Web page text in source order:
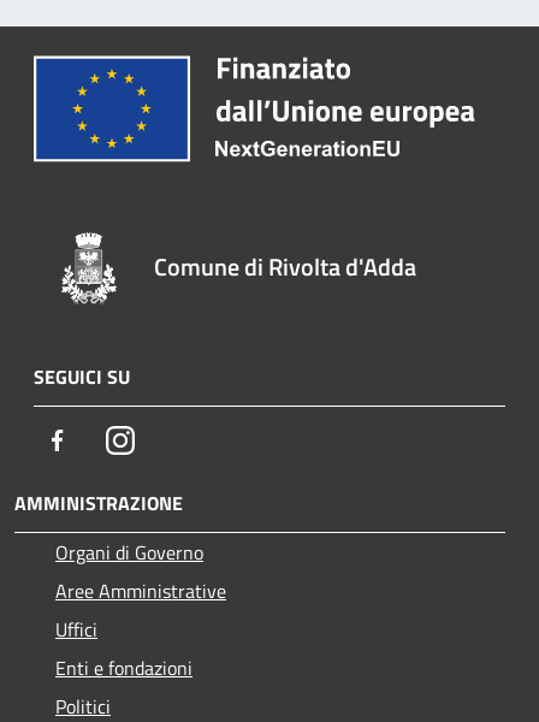
Comune di Rivolta d'Adda
SEGUICI SU
FacebookInstagram
AMMINISTRAZIONE
Organi di Governo
Aree Amministrative
Uffici
Enti e fondazioni
Politici